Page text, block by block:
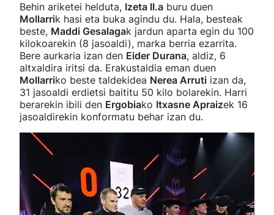
Behin ariketei helduta, Izeta II.a buru duen
Mollarrik hasi eta buka agindu du. Hala, besteak
beste, Maddi Gesalagak jardun aparta egin du 100
kilokoarekin (8 jasoaldi), marka berria ezarrita.
Bere aurkaria izan den Eider Durana, aldiz, 6
altxaldira iritsi da. Erakustaldia eman duen
Mollarriko beste taldekidea Nerea Arruti izan da,
31 jasoaldi erdietsi baititu 50 kilo bolarekin. Harri
berarekin ibili den Ergobiako Itxasne Apraizek 16
jasoaldirekin konformatu behar izan du.